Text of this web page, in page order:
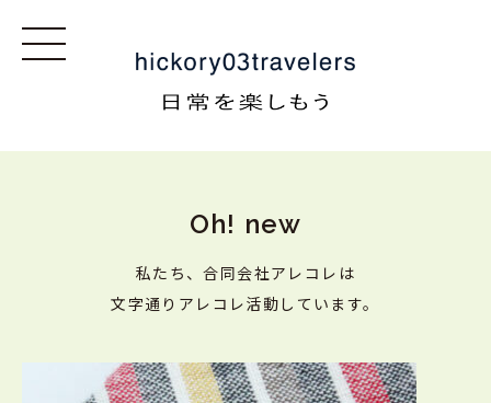
Oh! new
私たち、合同会社アレコレは
文字通りアレコレ活動しています。